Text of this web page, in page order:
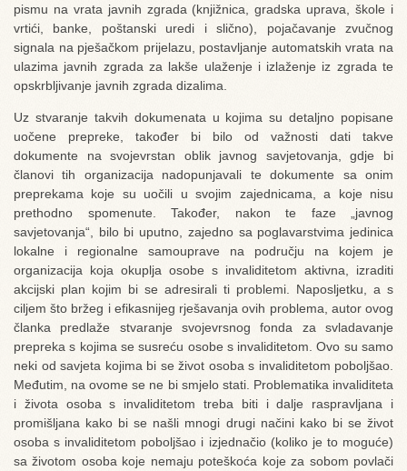
pismu na vrata javnih zgrada (knjižnica, gradska uprava, škole i
vrtići, banke, poštanski uredi i slično), pojačavanje zvučnog
signala na pješačkom prijelazu, postavljanje automatskih vrata na
ulazima javnih zgrada za lakše ulaženje i izlaženje iz zgrada te
opskrbljivanje javnih zgrada dizalima.
Uz stvaranje takvih dokumenata u kojima su detaljno popisane
uočene prepreke, također bi bilo od važnosti dati takve
dokumente na svojevrstan oblik javnog savjetovanja, gdje bi
članovi tih organizacija nadopunjavali te dokumente sa onim
preprekama koje su uočili u svojim zajednicama, a koje nisu
prethodno spomenute. Također, nakon te faze „javnog
savjetovanja“, bilo bi uputno, zajedno sa poglavarstvima jedinica
lokalne i regionalne samouprave na području na kojem je
organizacija koja okuplja osobe s invaliditetom aktivna, izraditi
akcijski plan kojim bi se adresirali ti problemi. Naposljetku, a s
ciljem što bržeg i efikasnijeg rješavanja ovih problema, autor ovog
članka predlaže stvaranje svojevrsnog fonda za svladavanje
prepreka s kojima se susreću osobe s invaliditetom. Ovo su samo
neki od savjeta kojima bi se život osoba s invaliditetom poboljšao.
Međutim, na ovome se ne bi smjelo stati. Problematika invaliditeta
i života osoba s invaliditetom treba biti i dalje raspravljana i
promišljana kako bi se našli mnogi drugi načini kako bi se život
osoba s invaliditetom poboljšao i izjednačio (koliko je to moguće)
sa životom osoba koje nemaju poteškoća koje za sobom povlači